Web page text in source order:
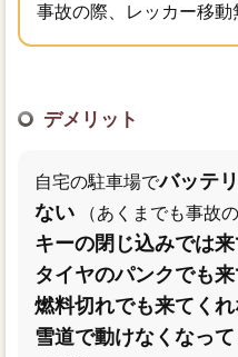
事故の際、レッカー移
デメリット
自宅の駐車場でバッテ
ない（あくまでも事故
キーの閉じ込みでは
タイヤのパンクでも
燃料切れでも来てく
雪道で動けなくなっ